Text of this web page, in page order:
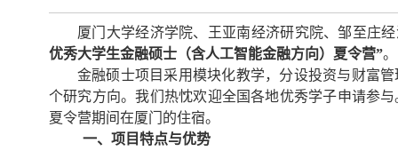
厦门大学经济学院、王亚南经济研究院、邹至庄
优秀大学生金融硕士 （含人工智能金融方向） 夏令营”。
金融硕士项目采用模块化教学，分设投资与财富
个研究方向。我们热忱欢迎全国各地优秀学子申请参
夏令营期间在厦门的住宿。
一、项目特点与优势